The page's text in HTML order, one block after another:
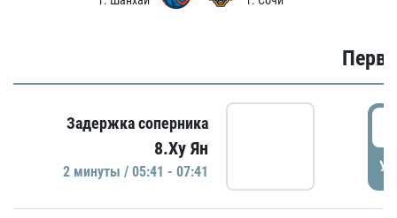
Задержка соперника
8.Ху Ян
2 минуты / 05:41 - 07:41